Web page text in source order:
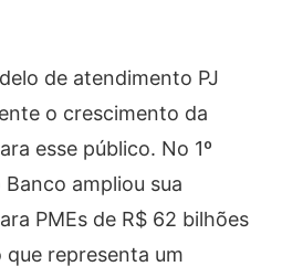
de atendimento PJ
o crescimento da
esse público. No 1º
ampliou sua
PMEs de R$ 62 bilhões
que representa um